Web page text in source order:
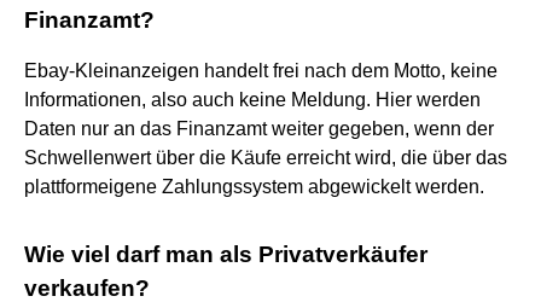
Finanzamt?
Ebay-Kleinanzeigen handelt frei nach dem Motto, keine
Informationen, also auch keine Meldung. Hier werden
Daten nur an das Finanzamt weiter gegeben, wenn der
Schwellenwert über die Käufe erreicht wird, die über das
plattformeigene Zahlungssystem abgewickelt werden.
Wie viel darf man als Privatverkäufer
verkaufen?